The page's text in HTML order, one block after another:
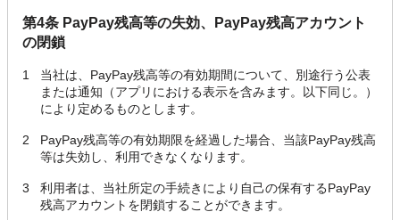
第4条 PayPay残高等の失効、PayPay残高アカウント
の閉鎖
1
当社は、PayPay残高等の有効期間について、別途行う公表
または通知（アプリにおける表示を含みます。以下同じ。）
により定めるものとします。
2
PayPay残高等の有効期限を経過した場合、当該PayPay残高
等は失効し、利用できなくなります。
3
利用者は、当社所定の手続きにより自己の保有するPayPay
残高アカウントを閉鎖することができます。